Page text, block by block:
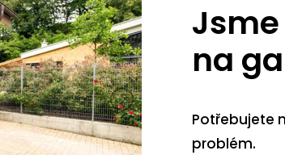
na
Potřebujete
problém.